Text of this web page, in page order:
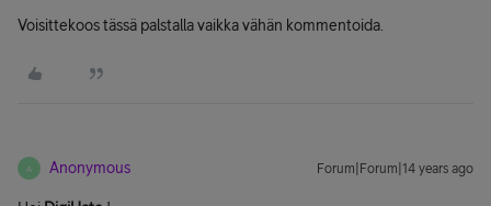
Voisittekoos tässä palstalla vaikka vähän kommentoida.
A Anonymous Forum|Forum|14 years ago